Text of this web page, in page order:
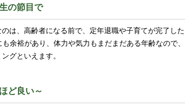
の節目で
は、高齢者になる前で、定年退職や子育てが完了した
余裕があり、体力や気力もまだまだある年齢なので、
グといえます。
ど良い～